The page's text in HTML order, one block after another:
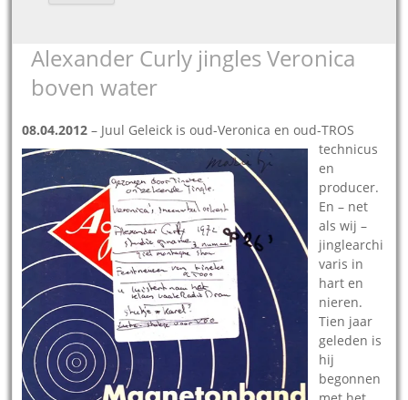
Alexander Curly jingles Veronica
boven water
08.04.2012– Juul Geleick is oud-Veronica en oud-TROS
technicus
en
producer.
En – net
als wij –
jinglearchi
varis in
hart en
nieren.
Tien jaar
geleden is
hij
begonnen